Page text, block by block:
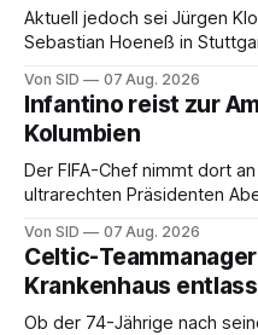
Aktuell jedoch sei Jürgen
Sebastian Hoeneß in
Von SID 07 Aug. 2026
Infantino reist zur
Kolumbien
Der FIFA-Chef nimmt dort
ultrarechten Präsidenten
Von SID 07 Aug. 2026
Celtic-
Krankenhaus
Ob der 74-Jährige nach